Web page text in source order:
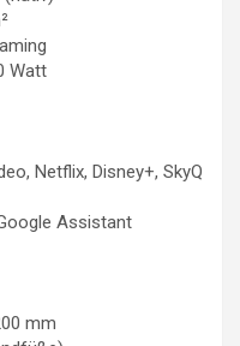
Watt
Netflix, Disney+, SkyQ
Assistant
mm